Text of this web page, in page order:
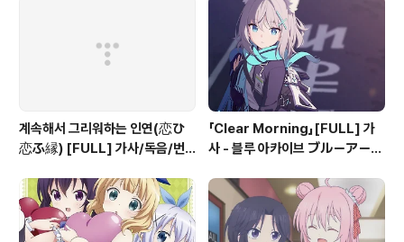
계속해서 그리워하는 인연(恋ひ
恋ふ縁) [FULL] 가사/독음/번
「Clear Morning」[FULL] 가
사 - 블루 아카이브 ブルーアーカ